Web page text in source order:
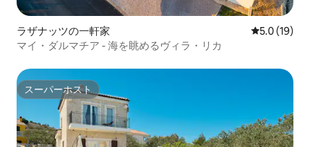
ラザナッツの一軒家 レビュー19
5.0 (19)
マイ・ダルマチア - 海を眺めるヴィラ・リカ
スーパーホスト
スーパーホスト